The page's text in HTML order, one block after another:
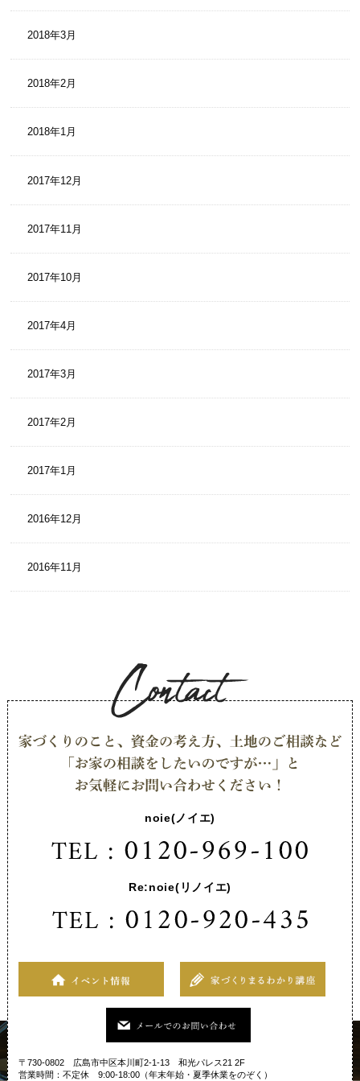
2018年3月
2018年2月
2018年1月
2017年12月
2017年11月
2017年10月
2017年4月
2017年3月
2017年2月
2017年1月
2016年12月
2016年11月
noie(ノイエ)
Re:noie(リノイエ)
〒730-0802 広島市中区本川町2-1-13 和光パレス21 2F
営業時間：不定休 9:00-18:00（年末年始・夏季休業をのぞく）